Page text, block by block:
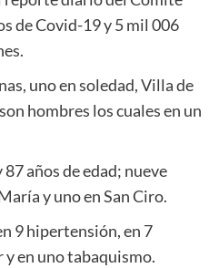
de Covid-19 y 5 mil 006
uno en soledad, Villa de
hombres los cuales en un
años de edad; nueve
y uno en San Ciro.
9 hipertensión, en 7
en uno tabaquismo.